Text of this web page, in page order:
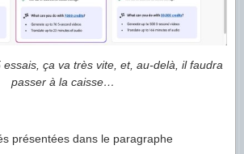
essais, ça va très vite, et, au-delà, il faudra
passer à la caisse…
présentées dans le paragraphe